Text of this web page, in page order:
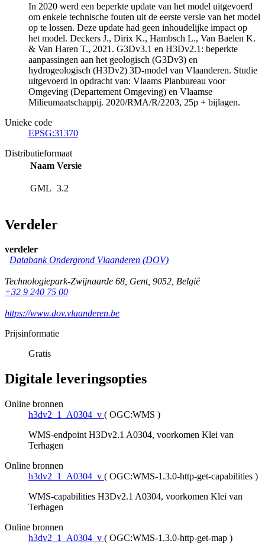
In 2020 werd een beperkte update van het model uitgevoerd
om enkele technische fouten uit de eerste versie van het model
op te lossen. Deze update had geen inhoudelijke impact op
het model. Deckers J., Dirix K., Hambsch L., Van Baelen K.
& Van Haren T., 2021. G3Dv3.1 en H3Dv2.1: beperkte
aanpassingen aan het geologisch (G3Dv3) en
hydrogeologisch (H3Dv2) 3D-model van Vlaanderen. Studie
uitgevoerd in opdracht van: Vlaams Planbureau voor
Omgeving (Departement Omgeving) en Vlaamse
Milieumaatschappij. 2020/RMA/R/2203, 25p + bijlagen.
Unieke code
EPSG:31370
Distributieformaat
Naam Versie
GML 3.2
Verdeler
verdeler
Databank Ondergrond Vlaanderen (DOV)
Technologiepark-Zwijnaarde 68, Gent, 9052, België
+32 9 240 75 00
https://www.dov.vlaanderen.be
Prijsinformatie
Gratis
Digitale leveringsopties
Online bronnen
h3dv2_1_A0304_v ( OGC:WMS )
WMS-endpoint H3Dv2.1 A0304, voorkomen Klei van
Terhagen
Online bronnen
h3dv2_1_A0304_v ( OGC:WMS-1.3.0-http-get-capabilities )
WMS-capabilities H3Dv2.1 A0304, voorkomen Klei van
Terhagen
Online bronnen
h3dv2_1_A0304_v ( OGC:WMS-1.3.0-http-get-map )